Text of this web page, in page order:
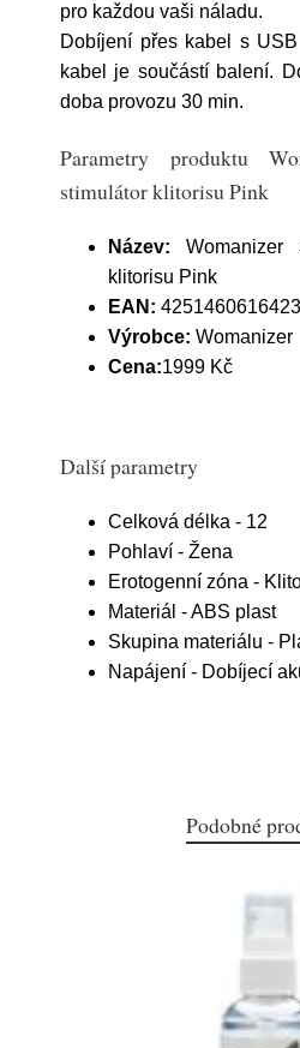
pro každou vaši náladu.
Dobíjení přes kabel s
kabel je součástí balení.
doba provozu 30 min.
Parametry produktu
stimulátor klitorisu Pink
Název: Womanizer
klitorisu Pink
EAN: 4251460616423
Výrobce: Womanizer
Cena:1999 Kč
Další parametry
Celková délka - 12
Pohlaví - Žena
Erotogenní zóna -
Materiál - ABS plast
Skupina materiálu -
Napájení - Dobíjecí
Podobné